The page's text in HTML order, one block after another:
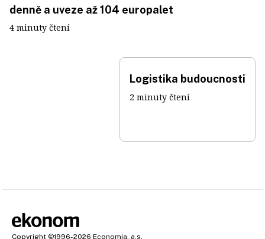
denně a uveze až 104 europalet
4 minuty čtení
Logistika budoucnosti
2 minuty čtení
Copyright ©1996-2026 Economia, a.s.